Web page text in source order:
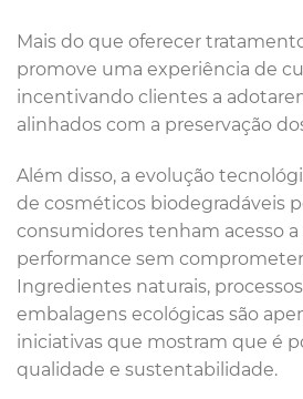
Mais do que oferecer
promove uma experiência de
incentivando clientes a
alinhados com a preservação
Além disso, a evolução
de cosméticos biodegradáveis
consumidores tenham acesso
performance sem
Ingredientes naturais,
embalagens ecológicas são
iniciativas que mostram que é
qualidade e sustentabilidade.